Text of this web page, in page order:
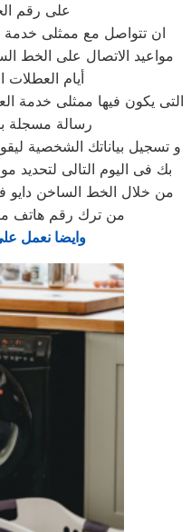
على رقم
أيام العطلات
رسالة مسجلة
و تسجيل بياناتك الشخصية
بك فى اليوم التالى لتحديد
من ترك رقم هاتف
وايضا نعمل